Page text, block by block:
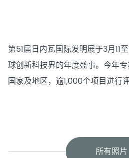
第51届日内瓦国际发明展于3月11
球创新科技界的年度盛事。今年
国家及地区，逾1,000个项目进行评
所有照片